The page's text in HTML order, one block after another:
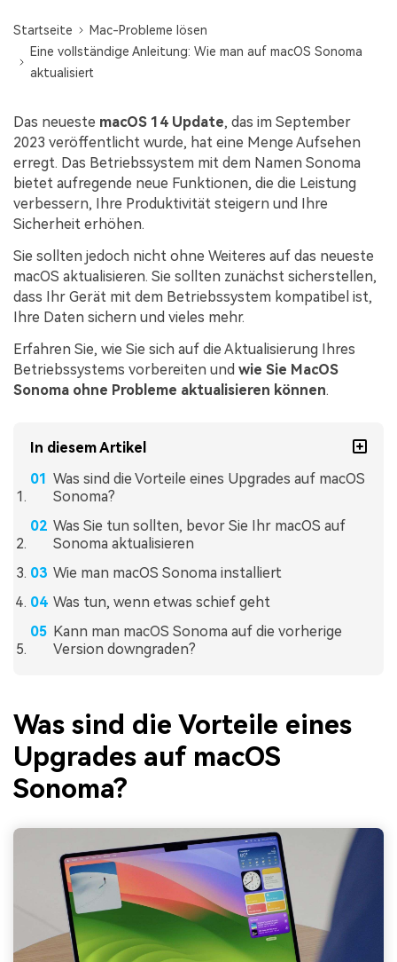
Startseite
Mac-Probleme lösen
Eine vollständige Anleitung: Wie man auf macOS Sonoma
aktualisiert
Das neueste macOS 14 Update, das im September
2023 veröffentlicht wurde, hat eine Menge Aufsehen
erregt. Das Betriebssystem mit dem Namen Sonoma
bietet aufregende neue Funktionen, die die Leistung
verbessern, Ihre Produktivität steigern und Ihre
Sicherheit erhöhen.
Sie sollten jedoch nicht ohne Weiteres auf das neueste
macOS aktualisieren. Sie sollten zunächst sicherstellen,
dass Ihr Gerät mit dem Betriebssystem kompatibel ist,
Ihre Daten sichern und vieles mehr.
Erfahren Sie, wie Sie sich auf die Aktualisierung Ihres
Betriebssystems vorbereiten und wie Sie MacOS
Sonoma ohne Probleme aktualisieren können.
In diesem Artikel
Was sind die Vorteile eines Upgrades auf macOS
Sonoma?
Was Sie tun sollten, bevor Sie Ihr macOS auf
Sonoma aktualisieren
Wie man macOS Sonoma installiert
Was tun, wenn etwas schief geht
Kann man macOS Sonoma auf die vorherige
Version downgraden?
Was sind die Vorteile eines
Upgrades auf macOS
Sonoma?